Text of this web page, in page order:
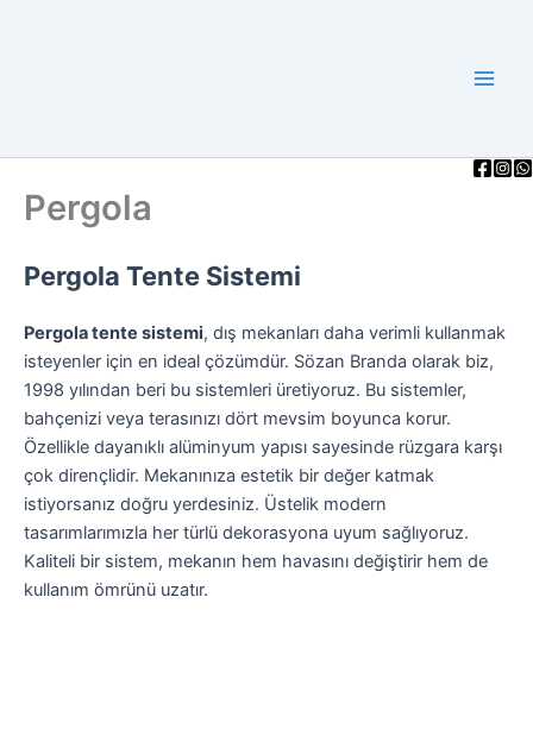
Pergola
Pergola Tente Sistemi
Pergola tente sistemi, dış mekanları daha verimli kullanmak
isteyenler için en ideal çözümdür. Sözan Branda olarak biz,
1998 yılından beri bu sistemleri üretiyoruz. Bu sistemler,
bahçenizi veya terasınızı dört mevsim boyunca korur.
Özellikle dayanıklı alüminyum yapısı sayesinde rüzgara karşı
çok dirençlidir. Mekanınıza estetik bir değer katmak
istiyorsanız doğru yerdesiniz. Üstelik modern
tasarımlarımızla her türlü dekorasyona uyum sağlıyoruz.
Kaliteli bir sistem, mekanın hem havasını değiştirir hem de
kullanım ömrünü uzatır.